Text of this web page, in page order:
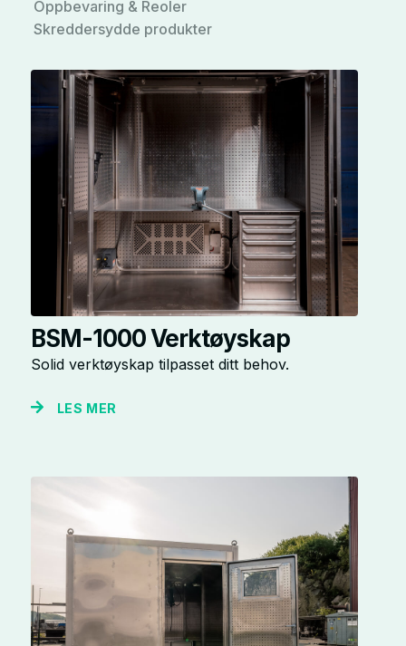
Oppbevaring & Reoler
Skreddersydde produkter
BSM-1000 Verktøyskap
Solid verktøyskap tilpasset ditt behov.
LES MER